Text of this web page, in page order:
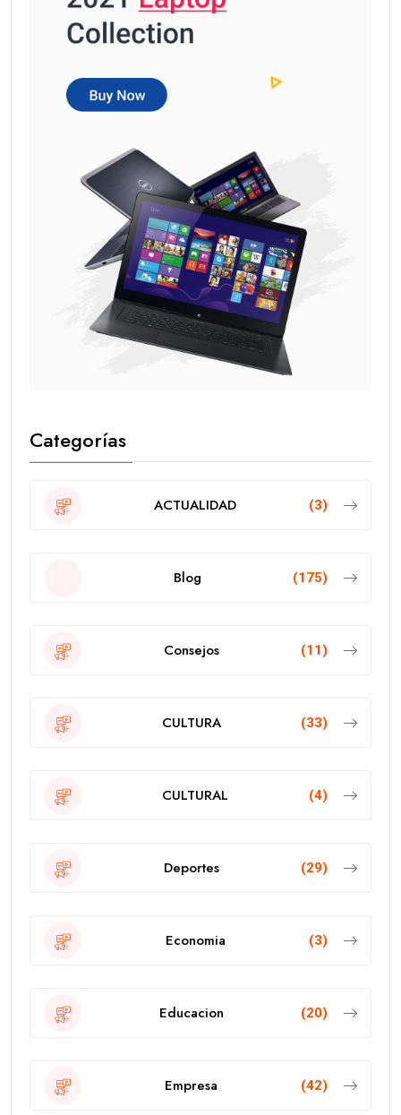
Categorías
ACTUALIDAD (3)
Blog (175)
Consejos (11)
CULTURA (33)
CULTURAL (4)
Deportes (29)
Economia (3)
Educacion (20)
Empresa (42)